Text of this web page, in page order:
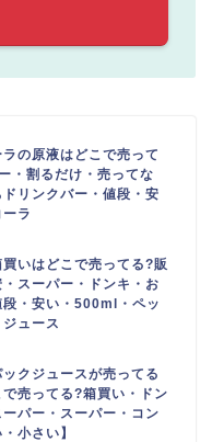
の原液はどこで売って
・割るだけ・売ってな
リンクバー・値段・安
ラ
いはどこで売ってる?販
スーパー・ドンキ・お
段・安い・500ml・ペッ
ジュース
クジュースが売ってる
売ってる?箱買い・ドン
パー・スーパー・コン
小さい】